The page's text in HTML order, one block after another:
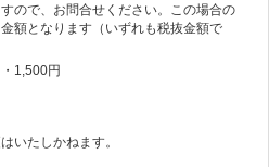
ので、お問合せください。この場合の
額となります（いずれも税抜金額で
1,500円
いたしかねます。